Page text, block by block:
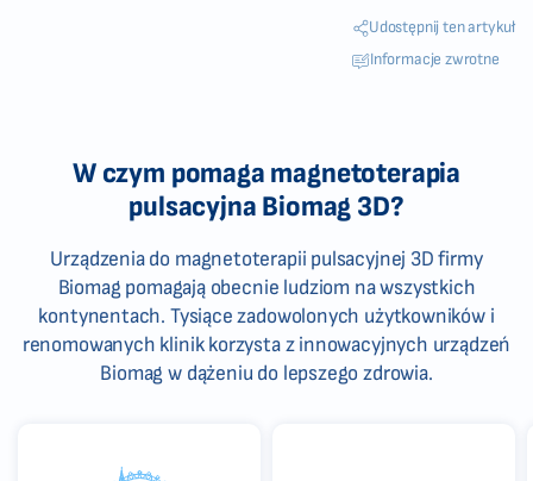
Udostępnij ten artykuł
Informacje zwrotne
W czym pomaga magnetoterapia
pulsacyjna Biomag 3D?
Urządzenia do magnetoterapii pulsacyjnej 3D firmy
Biomag pomagają obecnie ludziom na wszystkich
kontynentach. Tysiące zadowolonych użytkowników i
renomowanych klinik korzysta z innowacyjnych urządzeń
Biomag w dążeniu do lepszego zdrowia.